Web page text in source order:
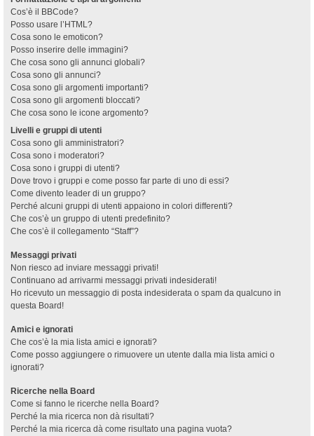
Cos’è il BBCode?
Posso usare l’HTML?
Cosa sono le emoticon?
Posso inserire delle immagini?
Che cosa sono gli annunci globali?
Cosa sono gli annunci?
Cosa sono gli argomenti importanti?
Cosa sono gli argomenti bloccati?
Che cosa sono le icone argomento?
Livelli e gruppi di utenti
Cosa sono gli amministratori?
Cosa sono i moderatori?
Cosa sono i gruppi di utenti?
Dove trovo i gruppi e come posso far parte di uno di essi?
Come divento leader di un gruppo?
Perché alcuni gruppi di utenti appaiono in colori differenti?
Che cos’è un gruppo di utenti predefinito?
Che cos’è il collegamento “Staff”?
Messaggi privati
Non riesco ad inviare messaggi privati!
Continuano ad arrivarmi messaggi privati indesiderati!
Ho ricevuto un messaggio di posta indesiderata o spam da qualcuno in
questa Board!
Amici e ignorati
Che cos’è la mia lista amici e ignorati?
Come posso aggiungere o rimuovere un utente dalla mia lista amici o
ignorati?
Ricerche nella Board
Come si fanno le ricerche nella Board?
Perché la mia ricerca non dà risultati?
Perché la mia ricerca dà come risultato una pagina vuota?